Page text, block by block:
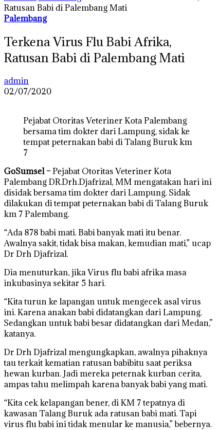
Ratusan Babi di Palembang Mati
Palembang
Terkena Virus Flu Babi Afrika,
Ratusan Babi di Palembang Mati
admin
02/07/2020
Pejabat Otoritas Veteriner Kota Palembang
bersama tim dokter dari Lampung, sidak ke
tempat peternakan babi di Talang Buruk km
7
GoSumsel –Pejabat Otoritas Veteriner Kota
Palembang DR.Drh.Djafrizal, MM mengatakan hari ini
disidak bersama tim dokter dari Lampung. Sidak
dilakukan di tempat peternakan babi di Talang Buruk
km 7 Palembang.
“Ada 878 babi mati. Babi banyak mati itu benar.
Awalnya sakit, tidak bisa makan, kemudian mati,” ucap
Dr Drh Djafrizal.
Dia menuturkan, jika Virus flu babi afrika masa
inkubasinya sekitar 5 hari.
“Kita turun ke lapangan untuk mengecek asal virus
ini. Karena anakan babi didatangkan dari Lampung.
Sedangkan untuk babi besar didatangkan dari Medan,”
katanya.
Dr Drh Djafrizal mengungkapkan, awalnya pihaknya
tau terkait kematian ratusan babibitu saat periksa
hewan kurban. Jadi mereka peternak kurban cerita,
ampas tahu melimpah karena banyak babi yang mati.
“Kita cek kelapangan bener, di KM 7 tepatnya di
kawasan Talang Buruk ada ratusan babi mati. Tapi
virus flu babi ini tidak menular ke manusia,” bebernya.